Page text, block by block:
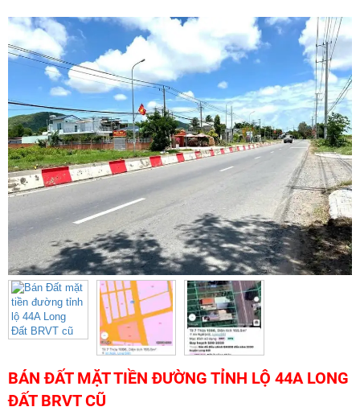
BÁN ĐẤT MẶT TIỀN ĐƯỜNG TỈNH LỘ 44A LONG
ĐẤT BRVT CŨ